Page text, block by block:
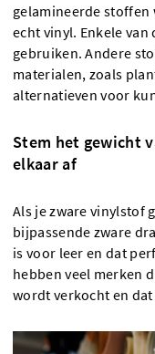
gelamineerde stoffen
echt vinyl. Enkele
gebruiken. Andere
materialen, zoals
alternatieven voor
Stem het gewicht
elkaar af
Als je zware vinylstof
bijpassende zware
is voor leer en dat
hebben veel merken
wordt verkocht en